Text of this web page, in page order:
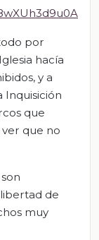
por
hacía
y a
Inquisición
que
que no
de
muy